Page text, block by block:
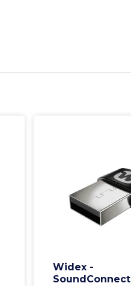
Widex -
SoundConnect